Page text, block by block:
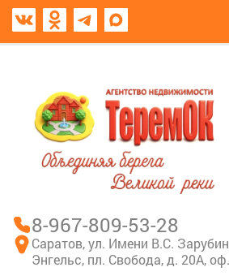
8-967-809-53-28
Саратов, ул. Имени В.С.
Энгельс, пл. Свобода, д. 20А,